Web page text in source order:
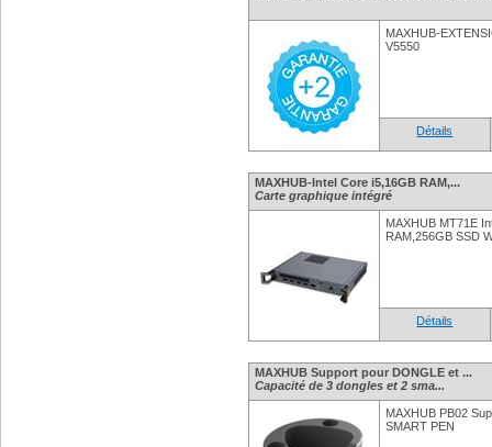
MAXHUB-
V5550
Détails
MAXHUB-Intel Core i5,16GB RAM,...
Carte graphique intégré
MAXHUB MT71E
RAM,256GB SSD
Détails
MAXHUB Support pour DONGLE et ...
Capacité de 3 dongles et 2 sma...
MAXHUB PB02
SMART PEN